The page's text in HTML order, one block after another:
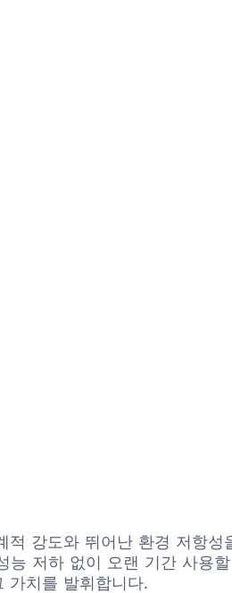
강도와 뛰어난 환경 저항성
저하 없이 오랜 기간 사용
가치를 발휘합니다.